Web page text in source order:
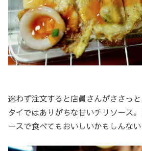
迷わず注文すると店員さんがささっと
タイではありがちな甘いチリソース
ースで食べてもおいしいかもしんない